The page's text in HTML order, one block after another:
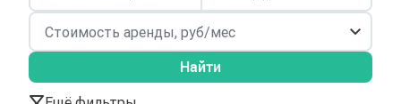
Найти